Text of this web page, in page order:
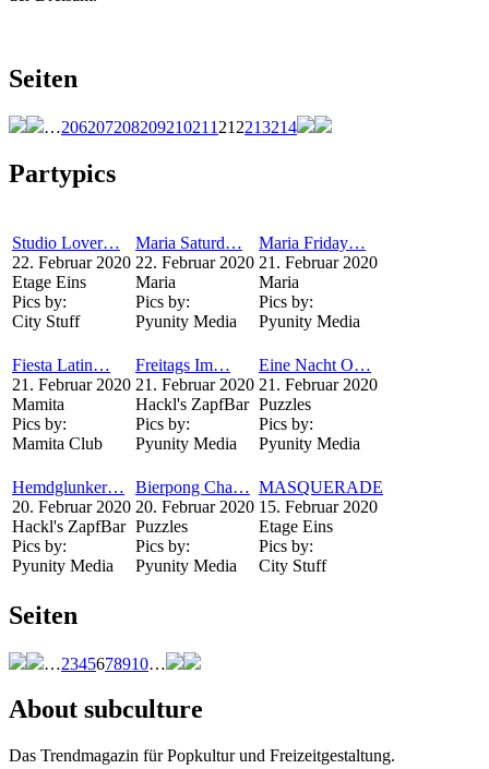
Seiten
…206207208209210211 212213214
Partypics
Studio Lover…
22. Februar 2020
Etage Eins
Pics by:
City Stuff
Maria Saturd…
22. Februar 2020
Maria
Pics by:
Pyunity Media
Maria Friday…
21. Februar 2020
Maria
Pics by:
Pyunity Media
Fiesta Latin…
21. Februar 2020
Mamita
Pics by:
Mamita Club
Freitags Im…
21. Februar 2020
Hackl's ZapfBar
Pics by:
Pyunity Media
Eine Nacht O…
21. Februar 2020
Puzzles
Pics by:
Pyunity Media
Hemdglunker…
20. Februar 2020
Hackl's ZapfBar
Pics by:
Pyunity Media
Bierpong Cha…
20. Februar 2020
Puzzles
Pics by:
Pyunity Media
MASQUERADE
15. Februar 2020
Etage Eins
Pics by:
City Stuff
Seiten
…2345678910…
About subculture
Das Trendmagazin für Popkultur und Freizeitgestaltung.